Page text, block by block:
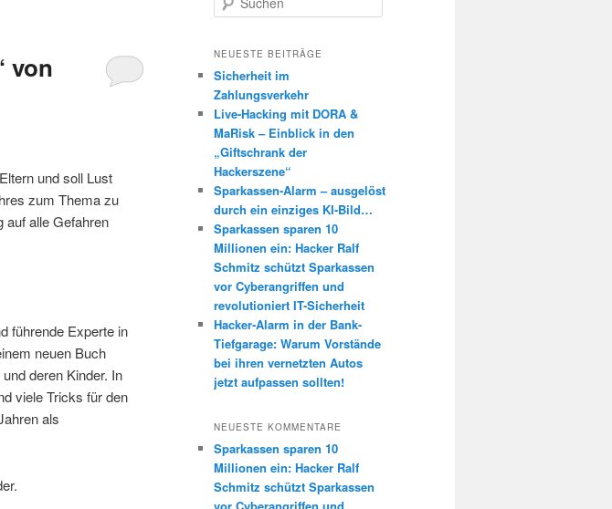
von
und soll Lust
zum Thema zu
auf alle Gefahren
führende Experte in
neuen Buch
deren Kinder. In
viele Tricks für den
als
u
h
n
NEUESTE BEITRÄGE
Sicherheit im
Zahlungsverkehr
Live-Hacking mit DORA &
MaRisk – Einblick in den
„Giftschrank der
Hackerszene“
Sparkassen-Alarm – ausgelöst
durch ein einziges KI-Bild…
Sparkassen sparen 10
Millionen ein: Hacker Ralf
Schmitz schützt Sparkassen
vor Cyberangriffen und
revolutioniert IT-Sicherheit
Hacker-Alarm in der Bank-
Tiefgarage: Warum Vorstände
bei ihren vernetzten Autos
jetzt aufpassen sollten!
NEUESTE KOMMENTARE
Sparkassen sparen 10
Millionen ein: Hacker Ralf
Schmitz schützt Sparkassen